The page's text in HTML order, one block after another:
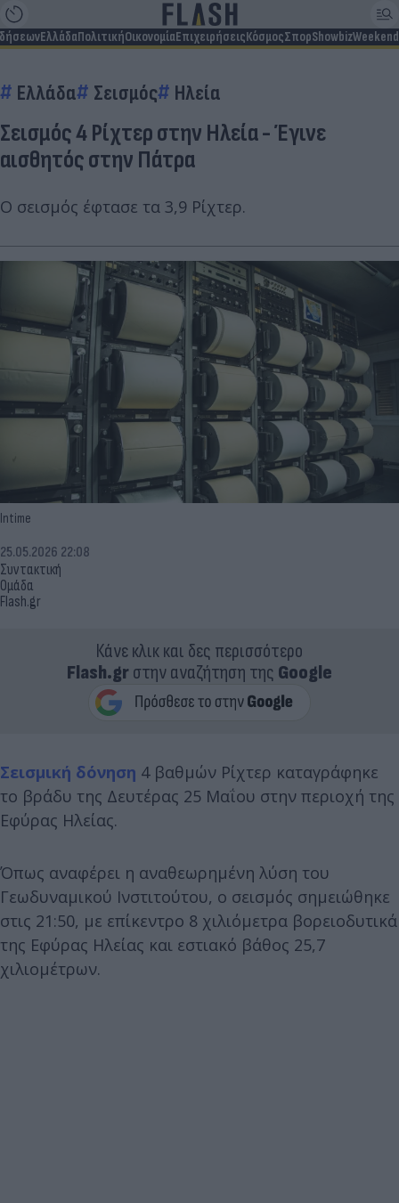
ΕλλάδαΠολιτικήΟικονομίαΕπιχειρήσειςΚόσμοςΣπορShowbizWeekend
Ελλάδα Σεισμός Ηλεία
Σεισμός 4 Ρίχτερ στην Ηλεία - Έγινε
αισθητός στην Πάτρα
Ο σεισμός έφτασε τα 3,9 Ρίχτερ.
Intime
Συντακτική
Ομάδα
Flash.gr
25.05.2026 22:08
Κάνε κλικ και δες περισσότερο
Flash.grστην αναζήτηση της Google
Σεισμική δόνηση 4 βαθμών Ρίχτερ καταγράφηκε
το βράδυ της Δευτέρας 25 Μαΐου στην περιοχή της
Εφύρας Ηλείας.
Όπως αναφέρει η αναθεωρημένη λύση του
Γεωδυναμικού Ινστιτούτου, ο σεισμός σημειώθηκε
στις 21:50, με επίκεντρο 8 χιλιόμετρα βορειοδυτικά
της Εφύρας Ηλείας και εστιακό βάθος 25,7
χιλιομέτρων.